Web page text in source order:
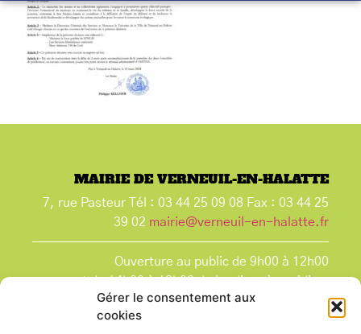
Gérer le consentement aux
cookies
MAIRIE DE VERNEUIL-EN-HALATTE
7, rue Pasteur Tél : 03 44 25 09 08 Fax : 03 44 25
39 02 mairie@verneuil-en-halatte.fr
Ouverture au public de 9h00 à 12h00
et de 14h00 à 18h00 du lundi après-midi au
vendredi,
et le samedi de 9h00 à 12h00.